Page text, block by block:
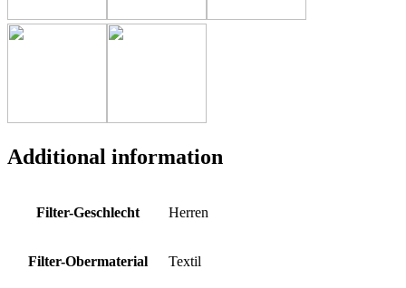
Additional information
Filter-Geschlecht Herren
Filter-Obermaterial Textil